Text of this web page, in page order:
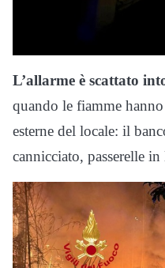
L’allarme è scattato
quando le fiamme
esterne del locale: il
cannicciato, passerelle